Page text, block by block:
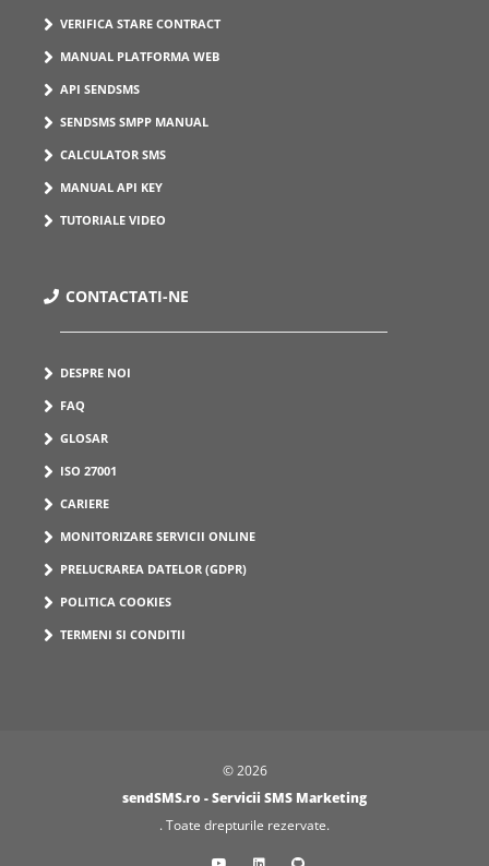
VERIFICA STARE CONTRACT
MANUAL PLATFORMA WEB
API SENDSMS
SENDSMS SMPP MANUAL
CALCULATOR SMS
MANUAL API KEY
TUTORIALE VIDEO
CONTACTATI-NE
DESPRE NOI
FAQ
GLOSAR
ISO 27001
CARIERE
MONITORIZARE SERVICII ONLINE
PRELUCRAREA DATELOR (GDPR)
POLITICA COOKIES
TERMENI SI CONDITII
© 2026
sendSMS.ro - Servicii SMS Marketing
. Toate drepturile rezervate.